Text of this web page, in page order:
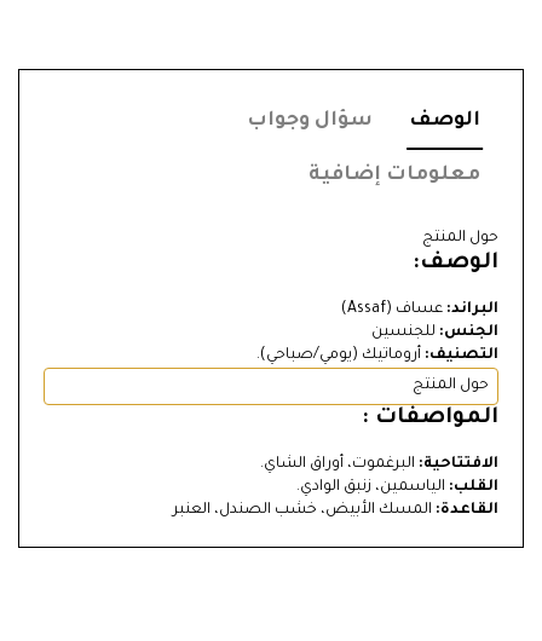
الوصف سؤال وجواب
معلومات إضافية
حول المنتج
الوصف:
البراند: عساف (Assaf)
الجنس: للجنسين
التصنيف: أروماتيك (يومي/صباحي).
حول المنتج
المواصفات :
الافتتاحية: البرغموت، أوراق الشاي.
القلب: الياسمين، زنبق الوادي.
القاعدة: المسك الأبيض، خشب الصندل، العنبر